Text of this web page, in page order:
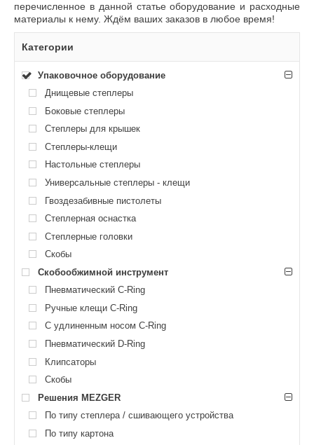
перечисленное в данной статье оборудование и расходные
материалы к нему. Ждём ваших заказов в любое время!
Категории
Упаковочное оборудование
Днищевые степлеры
Боковые степлеры
Степлеры для крышек
Степлеры-клещи
Настольные степлеры
Универсальные степлеры - клещи
Гвоздезабивные пистолеты
Степлерная оснастка
Степлерные головки
Скобы
Скобообжимной инструмент
Пневматический C-Ring
Ручные клещи C-Ring
С удлиненным носом C-Ring
Пневматический D-Ring
Клипсаторы
Скобы
Решения MEZGER
По типу степлера / сшивающего устройства
По типу картона